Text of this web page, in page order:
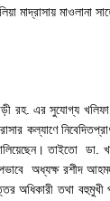
মাদ্রাসায়
রহ. এর সুযোগ্য
কল্যাণে
তাইতো ডা.
অধ্যক্ষ রশীদ
অধিকারী তথা